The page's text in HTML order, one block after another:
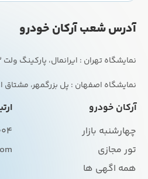
آدرس شعب آرکان خودرو
نمایشگاه اصفهان : پل بزرگمهر، مشتاق
آرکان خودرو
چهارشنبه بازار
تور مجازی
همه اگهی ها